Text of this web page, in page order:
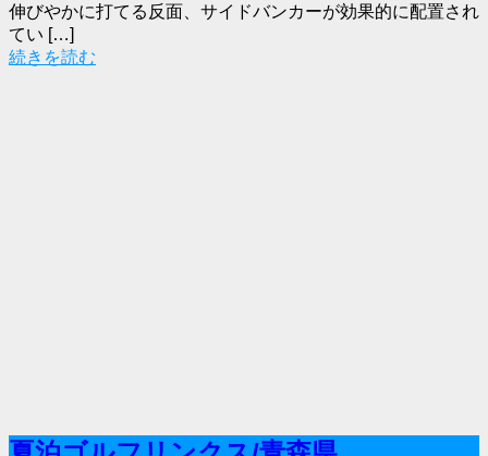
伸びやかに打てる反面、サイドバンカーが効果的に配置され
てい […]
続きを読む